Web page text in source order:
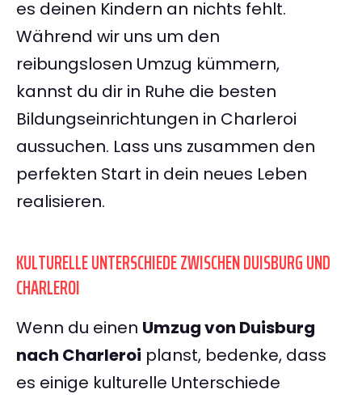
es deinen Kindern an nichts fehlt.
Während wir uns um den
reibungslosen Umzug kümmern,
kannst du dir in Ruhe die besten
Bildungseinrichtungen in Charleroi
aussuchen. Lass uns zusammen den
perfekten Start in dein neues Leben
realisieren.
KULTURELLE UNTERSCHIEDE ZWISCHEN DUISBURG UND
CHARLEROI
Wenn du einen Umzug von Duisburg
nach Charleroi planst, bedenke, dass
es einige kulturelle Unterschiede